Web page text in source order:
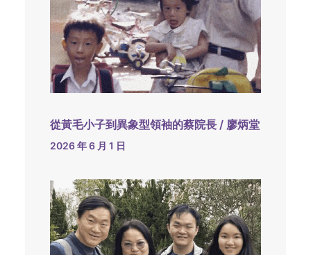
從黃毛小子到異象型領袖的蔡院長 / 廖炳堂
2026 年 6 月 1 日